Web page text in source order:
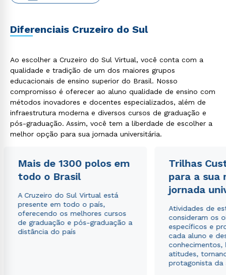
Diferenciais Cruzeiro do Sul
Ao escolher a Cruzeiro do Sul Virtual, você conta com a
qualidade e tradição de um dos maiores grupos
educacionais de ensino superior do Brasil. Nosso
compromisso é oferecer ao aluno qualidade de ensino com
métodos inovadores e docentes especializados, além de
infraestrutura moderna e diversos cursos de graduação e
pós-graduação. Assim, você tem a liberdade de escolher a
melhor opção para sua jornada universitária.
Mais de 1300 polos em
todo o Brasil
A Cruzeiro do Sul Virtual está
presente em todo o país,
oferecendo os melhores cursos
de graduação e pós-graduação a
distância do país
Trilhas
para a sua
jornada
Atividades de
consideram os
específicos e
cada aluno e
conhecimentos,
atitudes,
protagonista da